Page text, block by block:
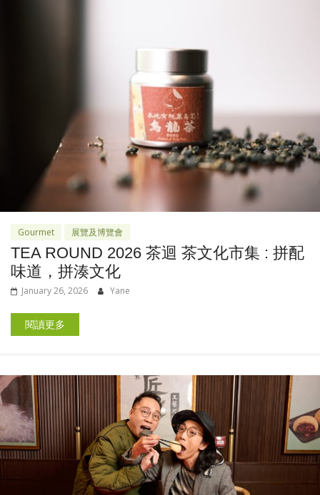
Gourmet 展覽及博覽會
TEA ROUND 2026 茶迴 茶文化市集 : 拼配
味道，拼湊文化
January 26, 2026 Yane
閱讀更多